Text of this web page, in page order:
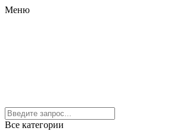
Меню
Все категории